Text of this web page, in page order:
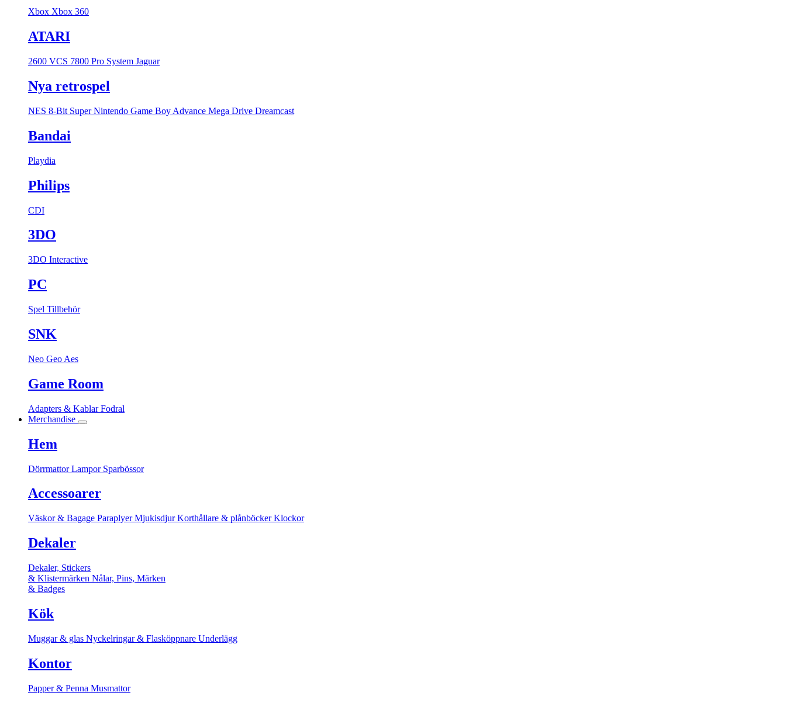
Xbox Xbox 360
ATARI
2600 VCS 7800 Pro System Jaguar
Nya retrospel
NES 8-Bit Super Nintendo Game Boy Advance Mega Drive Dreamcast
Bandai
Playdia
Philips
CDI
3DO
3DO Interactive
PC
Spel Tillbehör
SNK
Neo Geo Aes
Game Room
Adapters & KablarFodral
Merchandise
Hem
DörrmattorLampor Sparbössor
Accessoarer
Väskor & Bagage ParaplyerMjukisdjurKorthållare & plånböckerKlockor
Dekaler
Dekaler, Stickers
& Klistermärken Nålar, Pins, Märken
& Badges
Kök
Muggar & glas Nyckelringar & Flasköppnare Underlägg
Kontor
Papper & Penna Musmattor